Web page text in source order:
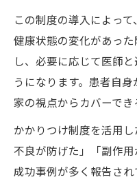
この制度の導入によっ
健康状態の変化があっ
し、必要に応じて医師
うになります。患者自
家の視点からカバーでき
かかりつけ制度を活用
不良が防げた」「副作
成功事例が多く報告さ